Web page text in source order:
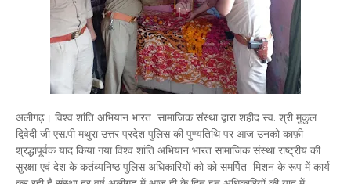
अलीगढ़। विश्व शांति अभियान भारत सामाजिक संस्था द्वारा शहीद स्व. श्री मुकुल
द्विवेदी जी एस.पी मथुरा उत्तर प्रदेश पुलिस की पुण्यतिथि पर आज उनको काफ़ी
श्रद्धापूर्वक याद किया गया विश्व शांति अभियान भारत सामाजिक संस्था राष्ट्रीय की
सुरक्षा एवं देश के कर्तव्यनिष्ठ पुलिस अधिकारियों को को समर्पित मिशन के रूप में कार्य